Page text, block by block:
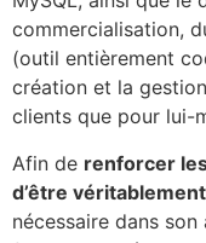
commercialisation,
(outil entièrement
création et la
clients que pour lui-
Afin​ de renforcer
d’être
nécessaire dans